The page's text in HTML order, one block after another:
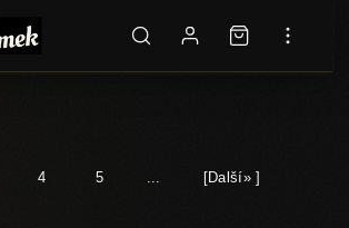
4 5 [Další» ]